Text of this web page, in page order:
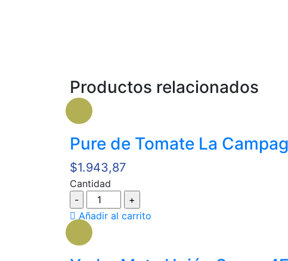
Productos relacionados
Pure de Tomate La
$1.943,87
Cantidad
Cantidad
Añadir al carrito